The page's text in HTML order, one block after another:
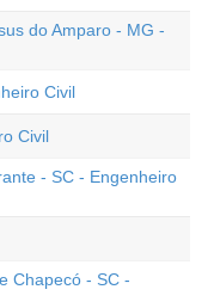
do Amparo - MG -
Civil
Civil
- SC - Engenheiro
Chapecó - SC -